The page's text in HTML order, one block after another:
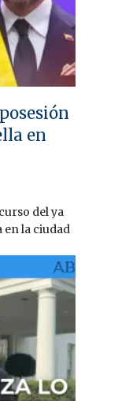
en
del ya
en la ciudad